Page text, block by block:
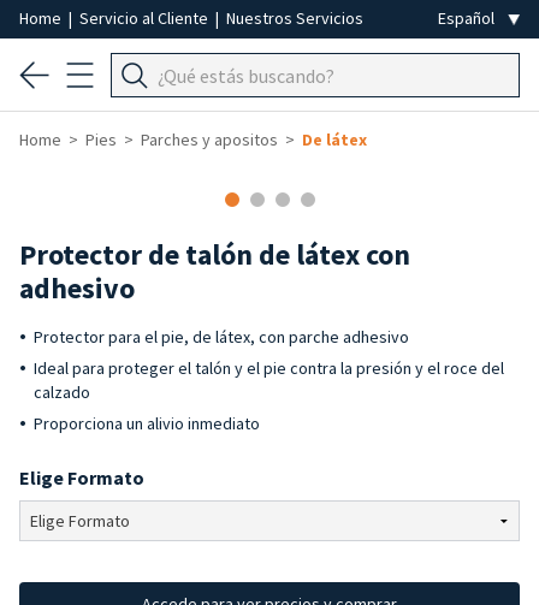
Home | Servicio al Cliente | Nuestros Servicios
Home Pies Parches y apositos De látex
Protector de talón de látex con
adhesivo
Protector para el pie, de látex, con parche adhesivo
Ideal para proteger el talón y el pie contra la presión y el roce del
calzado
Proporciona un alivio inmediato
Elige Formato